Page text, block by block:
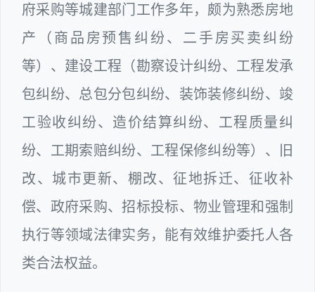
府采购等城建部门工作多年，颇为熟悉房地
产（商品房预售纠纷、二手房买卖纠纷
等）、建设工程（勘察设计纠纷、工程发承
包纠纷、总包分包纠纷、装饰装修纠纷、竣
工验收纠纷、造价结算纠纷、工程质量纠
纷、工期索赔纠纷、工程保修纠纷等）、旧
改、城市更新、棚改、征地拆迁、征收补
偿、政府采购、招标投标、物业管理和强制
执行等领域法律实务，能有效维护委托人各
类合法权益。